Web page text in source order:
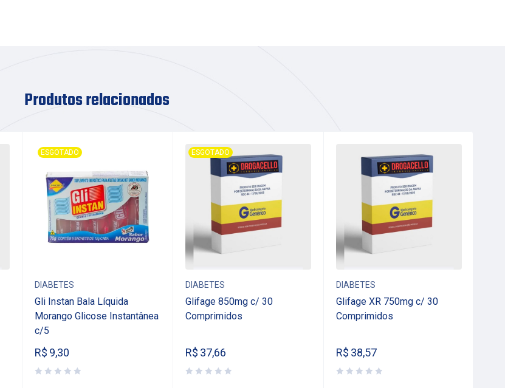
Produtos relacionados
ESGOTADO
DIABETES
Gli Instan Bala Líquida
Morango Glicose Instantânea
c/5
R$ 9,30
ESGOTADO
DIABETES
Glifage 850mg c/ 30
Comprimidos
R$ 37,66
DIABETES
Glifage XR 750mg c/ 30
Comprimidos
R$ 38,57